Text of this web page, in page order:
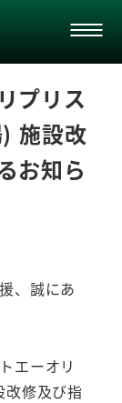
プリス
施設改
お知ら
、誠にあ
エーオリ
改修及び指